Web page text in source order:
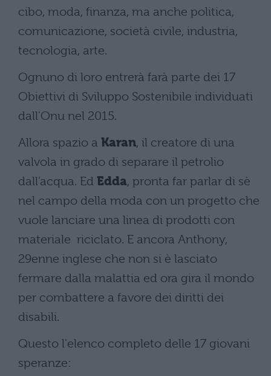
cibo, moda, finanza, ma anche politica,
comunicazione, società civile, industria,
tecnologia, arte.
Ognuno di loro entrerà farà parte dei 17
Obiettivi di Sviluppo Sostenibile individuati
dall'Onu nel 2015.
Allora spazio a Karan, il creatore di una
valvola in grado di separare il petrolio
dall’acqua. Ed Edda, pronta far parlar di sè
nel campo della moda con un progetto che
vuole lanciare una linea di prodotti con
materiale riciclato. E ancora Anthony,
29enne inglese che non si è lasciato
fermare dalla malattia ed ora gira il mondo
per combattere a favore dei diritti dei
disabili.
Questo l'elenco completo delle 17 giovani
speranze: